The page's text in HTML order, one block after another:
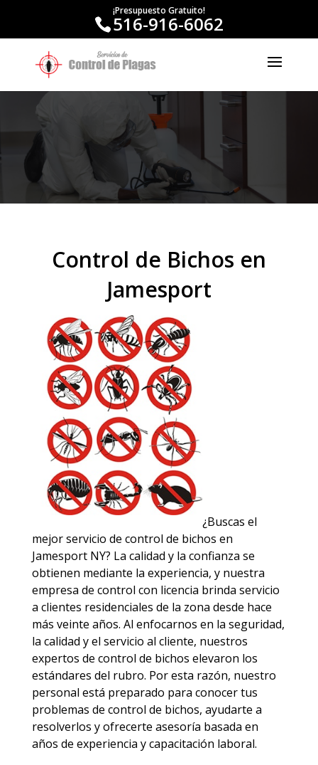
¡Presupuesto Gratuito!
516-916-6062
Control de Bichos en
Jamesport
¿Buscas el
mejor servicio de control de bichos en
Jamesport NY? La calidad y la confianza se
obtienen mediante la experiencia, y nuestra
empresa de control con licencia brinda servicio
a clientes residenciales de la zona desde hace
más veinte años. Al enfocarnos en la seguridad,
la calidad y el servicio al cliente, nuestros
expertos de control de bichos elevaron los
estándares del rubro. Por esta razón, nuestro
personal está preparado para conocer tus
problemas de control de bichos, ayudarte a
resolverlos y ofrecerte asesoría basada en
años de experiencia y capacitación laboral.